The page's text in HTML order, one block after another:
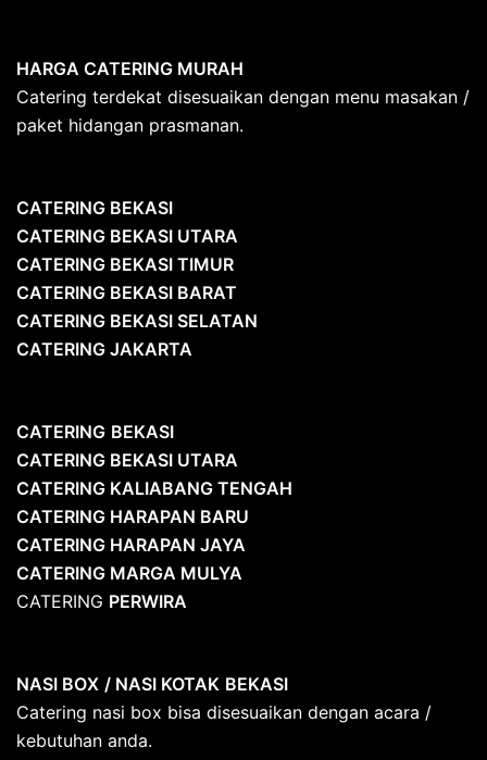
HARGA CATERING MURAH
Catering terdekat disesuaikan dengan menu masakan /
paket hidangan prasmanan.
CATERING BEKASI
CATERING BEKASI UTARA
CATERING BEKASI TIMUR
CATERING BEKASI BARAT
CATERING BEKASI SELATAN
CATERING JAKARTA
CATERING BEKASI
CATERING BEKASI UTARA
CATERING KALIABANG TENGAH
CATERING HARAPAN BARU
CATERING HARAPAN JAYA
CATERING MARGA MULYA
CATERING PERWIRA
NASI BOX / NASI KOTAK BEKASI
Catering nasi box bisa disesuaikan dengan acara /
kebutuhan anda.